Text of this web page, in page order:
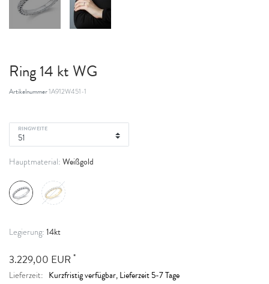
Ring 14 kt WG
Artikelnummer1A912W451-1
RINGWEITE
Hauptmaterial: Weißgold
Legierung: 14kt
3.229,00 EUR *
Lieferzeit: Kurzfristig verfügbar, Lieferzeit 5-7 Tage